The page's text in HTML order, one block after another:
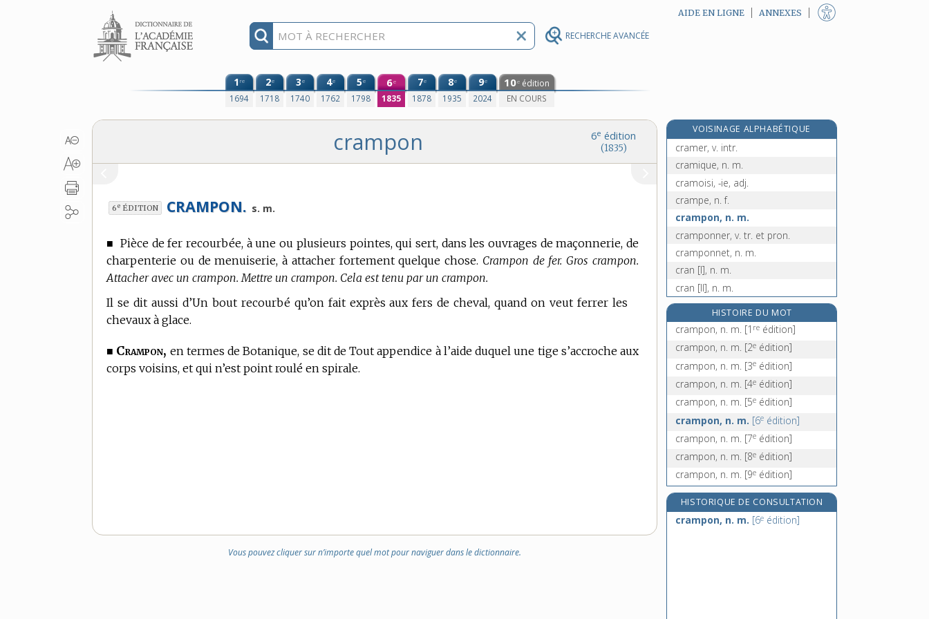
RECHERCHE AVANCÉE
Aller au contenu AIDE EN LIGNE ANNEXES
1re
1694
2e
1718
3e
1740
4e
1762
5e
1798
6e
1835
7e
1878
8e
1935
9e
2024
10e édition
EN COURS
6e édition
(1835)
crampon
6e ÉDITION CRAMPON. s. m.
■Pièce de fer recourbée, à une ou plusieurs pointes, qui sert, dans les ouvrages de maçonnerie, de
charpenterie ou de menuiserie, à attacher fortement quelque chose. Crampon de fer. Gros crampon.
Attacher avec un crampon. Mettre un crampon. Cela est tenu par un crampon.
Il se dit aussi d’Un bout recourbé qu’on fait exprès aux fers de cheval, quand on veut ferrer les
chevaux à glace.
■ Crampon, en termes de Botanique, se dit de Tout appendice à l’aide duquel une tige s’accroche aux
corps voisins, et qui n’est point roulé en spirale.
Vous pouvez cliquer sur n’importe quel mot pour naviguer dans le dictionnaire.
VOISINAGE ALPHABÉTIQUE
crambé, n. m.
cramer, v. intr.
cramique, n. m.
cramoisi, -ie, adj.
crampe, n. f.
crampon, n. m.
cramponner, v. tr. et pron.
cramponnet, n. m.
cran [I], n. m.
cran [II], n. m.
cran [III], n. m.[7eédition]
crâne [I], n. m.
crâner, v. intr.
HISTOIRE DU MOT
crampon, n. m. [1 re édition]
crampon, n. m. [2e édition]
crampon, n. m. [3e édition]
crampon, n. m. [4e édition]
crampon, n. m. [5e édition]
crampon, n. m. [6e édition]
crampon, n. m. [7e édition]
crampon, n. m. [8e édition]
crampon, n. m. [9e édition]
HISTORIQUE DE CONSULTATION
crampon, n. m. [6e édition]